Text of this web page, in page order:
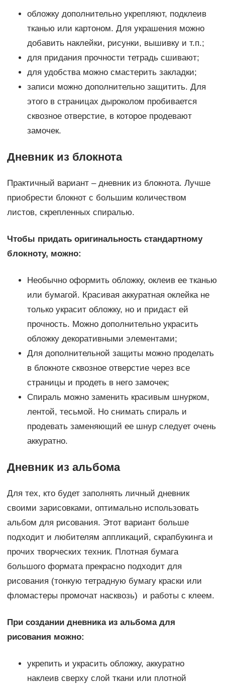
обложку дополнительно укрепляют, подклеив
тканью или картоном. Для украшения можно
добавить наклейки, рисунки, вышивку и т.п.;
для придания прочности тетрадь сшивают;
для удобства можно смастерить закладки;
записи можно дополнительно защитить. Для
этого в страницах дыроколом пробивается
сквозное отверстие, в которое продевают
замочек.
Дневник из блокнота
Практичный вариант – дневник из блокнота. Лучше
приобрести блокнот с большим количеством
листов, скрепленных спиралью.
Чтобы придать оригинальность стандартному
блокноту, можно:
Необычно оформить обложку, оклеив ее тканью
или бумагой. Красивая аккуратная оклейка не
только украсит обложку, но и придаст ей
прочность. Можно дополнительно украсить
обложку декоративными элементами;
Для дополнительной защиты можно проделать
в блокноте сквозное отверстие через все
страницы и продеть в него замочек;
Спираль можно заменить красивым шнурком,
лентой, тесьмой. Но снимать спираль и
продевать заменяющий ее шнур следует очень
аккуратно.
Дневник из альбома
Для тех, кто будет заполнять личный дневник
своими зарисовками, оптимально использовать
альбом для рисования. Этот вариант больше
подходит и любителям аппликаций, скрапбукинга и
прочих творческих техник. Плотная бумага
большого формата прекрасно подходит для
рисования (тонкую тетрадную бумагу краски или
фломастеры промочат насквозь) и работы с клеем.
При создании дневника из альбома для
рисования можно:
укрепить и украсить обложку, аккуратно
наклеив сверху слой ткани или плотной